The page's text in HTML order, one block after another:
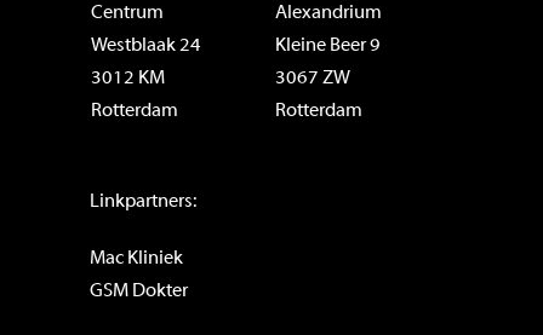
Centrum
Westblaak 24
3012 KM
Rotterdam
Alexandrium
Kleine Beer 9
3067 ZW
Rotterdam
Linkpartners:
Mac Kliniek
GSM Dokter